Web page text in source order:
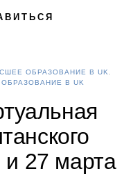
ОБРАЗОВАНИЕ В UK
В UK
и 27 марта